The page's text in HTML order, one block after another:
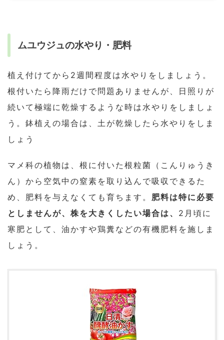
ムユウジュの水やり・肥料
植え付けてから2週間程度は水やりをしましょう。
根付いたら降雨だけで問題ありませんが、日照りが
続いて極端に乾燥するような時は水やりをしましょ
う。鉢植えの場合は、土が乾燥したら水やりをしま
しょう
マメ科の植物は、根に付いた根粒菌（こんりゅうき
ん）から空気中の窒素を取り込んで吸収できるた
め、肥料を与えなくても育ちます。 肥料は特に必要
としませんが、株を大きくしたい場合は、 2月頃に
寒肥として、油かすや鶏糞などの有機肥料を施しま
しょう。